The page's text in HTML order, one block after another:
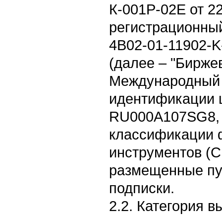
К-001P-02E от
4B02-01-11902-
(далее –
идентификации
классификации
инструментов
размещенные
подписки.
2.2. Категория